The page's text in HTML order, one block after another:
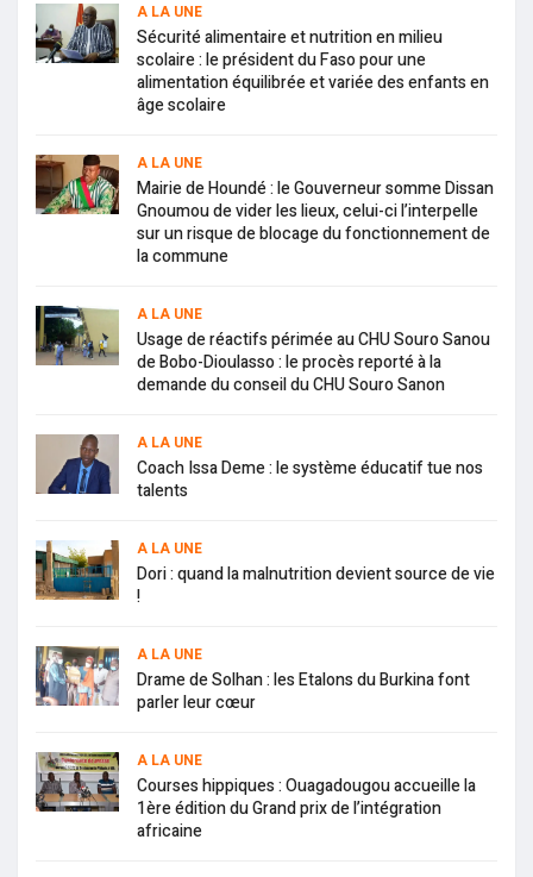
A LA UNE
Sécurité alimentaire et nutrition en milieu
scolaire : le président du Faso pour une
alimentation équilibrée et variée des enfants en
âge scolaire
A LA UNE
Mairie de Houndé : le Gouverneur somme Dissan
Gnoumou de vider les lieux, celui-ci l’interpelle
sur un risque de blocage du fonctionnement de
la commune
A LA UNE
Usage de réactifs périmée au CHU Souro Sanou
de Bobo-Dioulasso : le procès reporté à la
demande du conseil du CHU Souro Sanon
A LA UNE
Coach Issa Deme : le système éducatif tue nos
talents
A LA UNE
Dori : quand la malnutrition devient source de vie
!
A LA UNE
Drame de Solhan : les Etalons du Burkina font
parler leur cœur
A LA UNE
Courses hippiques : Ouagadougou accueille la
1ère édition du Grand prix de l’intégration
africaine